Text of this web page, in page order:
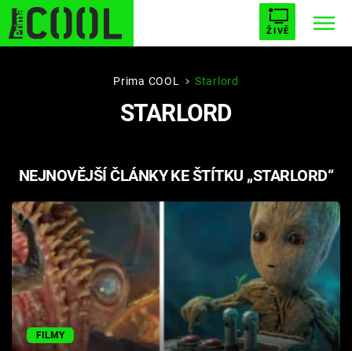
ŽIVĚ
STARHOUSE BUFFY, PŘEMOŽITELKA UPÍRŮ
PLNEJ KOTEL AVENGERS 5
Témata
Filmy
Seriály
Hry
Prima COOL Starlord
STARLORD
NEJNOVĚJŠÍ ČLÁNKY KE ŠTÍTKU „STARLORD“
FILMY